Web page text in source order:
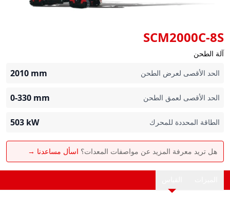
SCM2000C-8S
آلة الطحن
الحد الأقصى لعرض الطحن
2010 mm
الحد الأقصى لعمق الطحن 0-330 mm
الطاقة المحددة للمحرك 503 kW
هل تريد معرفة المزيد عن مواصفات المعدات؟ اسأل مساعدنا →